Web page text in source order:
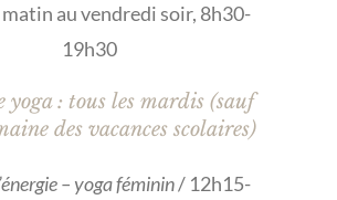
au vendredi soir, 8h30-
19h30
yoga : tous les mardis (sauf
des vacances scolaires)
– yoga féminin/ 12h15-